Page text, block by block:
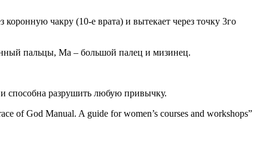
чакру (10-е врата) и вытекает через точку 3го
пальцы, Ма – большой палец и мизинец.
способна разрушить любую привычку.
of God Manual. A guide for women’s courses and workshops”